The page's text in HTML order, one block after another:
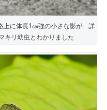
に体長1㎝強の小さな影が 詳
キリ幼虫とわかりました